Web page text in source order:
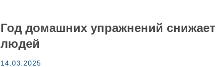
Год домашних упражнений
людей
14.03.2025